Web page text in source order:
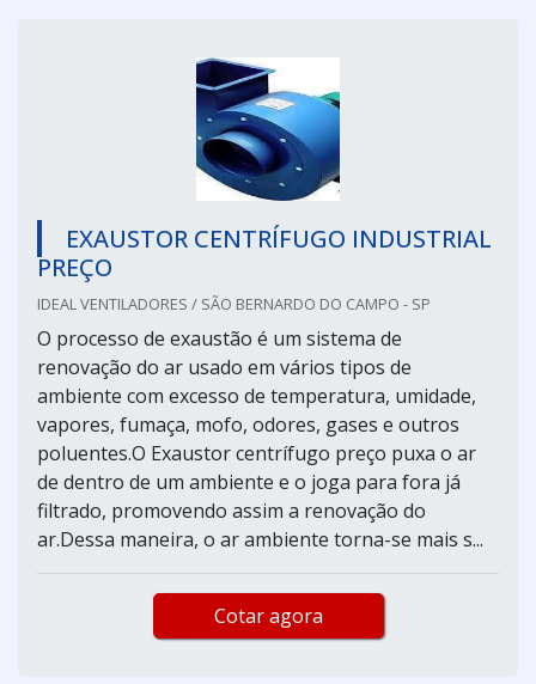
EXAUSTOR CENTRÍFUGO INDUSTRIAL
PREÇO
IDEAL VENTILADORES / SÃO BERNARDO DO CAMPO - SP
O processo de exaustão é um sistema de
renovação do ar usado em vários tipos de
ambiente com excesso de temperatura, umidade,
vapores, fumaça, mofo, odores, gases e outros
poluentes.O Exaustor centrífugo preço puxa o ar
de dentro de um ambiente e o joga para fora já
filtrado, promovendo assim a renovação do
ar.Dessa maneira, o ar ambiente torna-se mais s...
Cotar agora